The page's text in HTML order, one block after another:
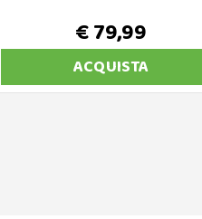
€ 79,99
ACQUISTA